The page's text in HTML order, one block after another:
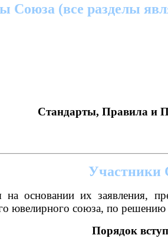
Союза (все разделы
Стандарты, Правила и
Участники
основании их заявления,
ювелирного союза, по
Порядок